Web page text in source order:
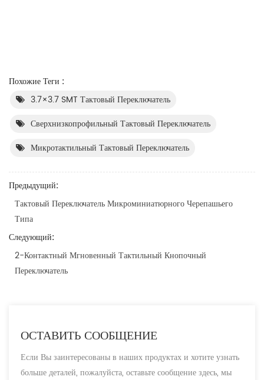
Похожие Теги :
3.7×3.7 SMT Тактовый Переключатель
Сверхнизкопрофильный Тактовый Переключатель
Микротактильный Тактовый Переключатель
Предыдущий:
Тактовый Переключатель Микроминиатюрного Черепашьего
Типа
Следующий:
2-Контактный Мгновенный Тактильный Кнопочный
Переключатель
ОСТАВИТЬ СООБЩЕНИЕ
Если Вы заинтересованы в наших продуктах и хотите узнать
больше деталей, пожалуйста, оставьте сообщение здесь, мы